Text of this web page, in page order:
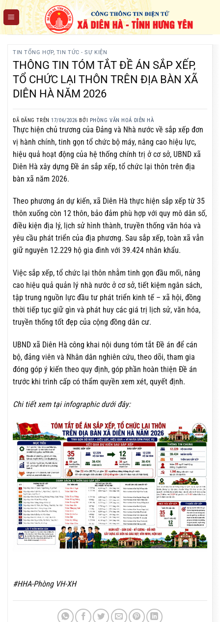
Chuyển
đến
nội
TIN TỔNG HỢP, TIN TỨC - SỰ KIỆN
THÔNG TIN TÓM TẮT ĐỀ ÁN SẮP XẾP,
TỔ CHỨC LẠI THÔN TRÊN ĐỊA BÀN XÃ
DIÊN HÀ NĂM 2026
ĐÃ ĐĂNG TRÊN17/06/2026 BỞI PHÒNG VĂN HOÁ DIÊN HÀ
Thực hiện chủ trương của Đảng và Nhà nước về sắp xếp đơn
vị hành chính, tinh gọn tổ chức bộ máy, nâng cao hiệu lực,
hiệu quả hoạt động của hệ thống chính trị ở cơ sở, UBND xã
Diên Hà xây dựng Đề án sắp xếp, tổ chức lại thôn trên địa
bàn xã năm 2026.
Theo phương án dự kiến, xã Diên Hà thực hiện sắp xếp từ 35
thôn xuống còn 12 thôn, bảo đảm phù hợp với quy mô dân số,
điều kiện địa lý, lịch sử hình thành, truyền thống văn hóa và
yêu cầu phát triển của địa phương. Sau sắp xếp, toàn xã vẫn
giữ nguyên 12.229 hộ gia đình với 39.424 nhân khẩu.
Việc sắp xếp, tổ chức lại thôn nhằm tinh gọn đầu mối, nâng
cao hiệu quả quản lý nhà nước ở cơ sở, tiết kiệm ngân sách,
tập trung nguồn lực đầu tư phát triển kinh tế – xã hội, đồng
thời tiếp tục giữ gìn và phát huy các giá trị lịch sử, văn hóa,
truyền thống tốt đẹp của cộng đồng dân cư.
UBND xã Diên Hà công khai nội dung tóm tắt Đề án để cán
bộ, đảng viên và Nhân dân nghiên cứu, theo dõi, tham gia
đóng góp ý kiến theo quy định, góp phần hoàn thiện Đề án
trước khi trình cấp có thẩm quyền xem xét, quyết định.
Chi tiết xem tại infographic dưới đây:
#HHA-Phòng VH-XH